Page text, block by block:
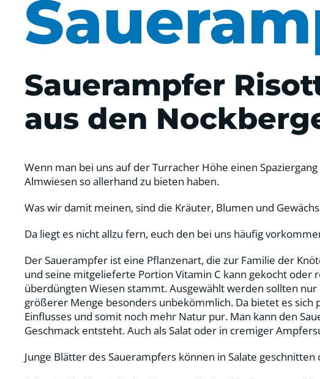
Sauerampfer
aus den
Wenn man bei uns auf der Turracher Höhe einen
Almwiesen so allerhand zu bieten haben.
Was wir damit meinen, sind die Kräuter, Blumen und
Da liegt es nicht allzu fern, euch den bei uns häufig
Der Sauerampfer ist eine Pflanzenart, die zur Familie der
und seine mitgelieferte Portion Vitamin C kann gekocht oder
überdüngten Wiesen stammt. Ausgewählt werden sollten
größerer Menge besonders unbekömmlich. Da bietet es
Einflusses und somit noch mehr Natur pur. Man kann den
Geschmack entsteht. Auch als Salat oder in cremiger
Junge Blätter des Sauerampfers können in Salate